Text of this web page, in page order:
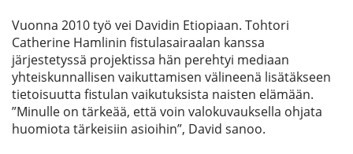
Vuonna 2010 työ vei Davidin Etiopiaan. Tohtori
Catherine Hamlinin fistulasairaalan kanssa
järjestetyssä projektissa hän perehtyi mediaan
yhteiskunnallisen vaikuttamisen välineenä lisätäkseen
tietoisuutta fistulan vaikutuksista naisten elämään.
”Minulle on tärkeää, että voin valokuvauksella ohjata
huomiota tärkeisiin asioihin”, David sanoo.